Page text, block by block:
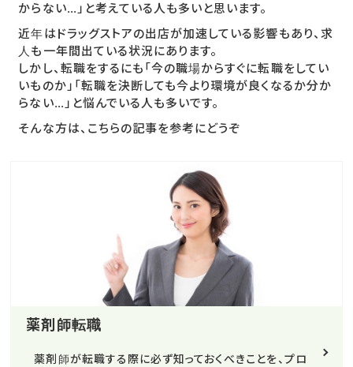
からない…」と考えている人も多いと思います。
近年はドラッグストアの出店が加速している影響もあり、求
人も一年間出ている状況にあります。
しかし、転職をするにも「今の職場からすぐに転職をしてい
いものか」「転職を決断しても今より環境が良くなるか分か
らない…」と悩んでいる人も多いです。
そんな方は、こちらの記事を参考にどうぞ
薬剤師転職
薬剤師が転職する際に必ず知っておくべきことを、プロ